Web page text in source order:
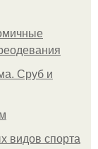
Сруб и
видов спорта